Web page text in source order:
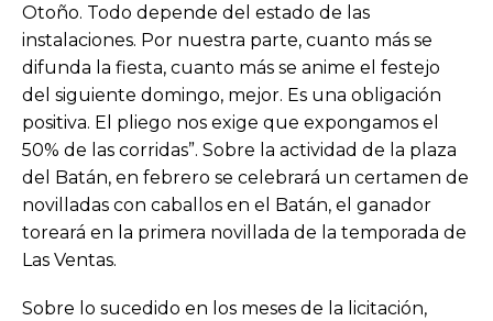
Otoño. Todo depende del estado de las
instalaciones. Por nuestra parte, cuanto más se
difunda la fiesta, cuanto más se anime el festejo
del siguiente domingo, mejor. Es una obligación
positiva. El pliego nos exige que expongamos el
50% de las corridas”. Sobre la actividad de la plaza
del Batán, en febrero se celebrará un certamen de
novilladas con caballos en el Batán, el ganador
toreará en la primera novillada de la temporada de
Las Ventas.
Sobre lo sucedido en los meses de la licitación,